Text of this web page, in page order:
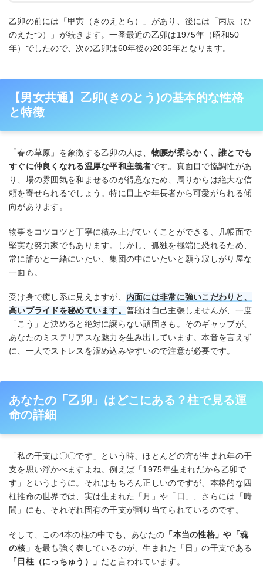
乙卯の前には「甲寅（きのえとら）」があり、後には「丙辰（ひ
のえたつ）」が続きます。一番最近の乙卯は1975年（昭和50
年）でしたので、次の乙卯は60年後の2035年となります。
【男女共通】乙卯(きのとう)の基本的な性格
と特徴
「春の草原」を象徴する乙卯の人は、 物腰が柔らかく、誰とでも
すぐに仲良くなれる温厚な平和主義者です。真面目で協調性があ
り、場の雰囲気を和ませるのが得意なため、周りからは絶大な信
頼を寄せられるでしょう。特に目上や年長者から可愛がられる傾
向があります。
物事をコツコツと丁寧に積み上げていくことができる、几帳面で
堅実な努力家でもあります。しかし、孤独を極端に恐れるため、
常に誰かと一緒にいたい、集団の中にいたいと願う寂しがり屋な
一面も。
受け身で癒し系に見えますが、 内面には非常に強いこだわりと、
高いプライドを秘めています。 普段は自己主張しませんが、一度
「こう」と決めると絶対に譲らない頑固さも。そのギャップが、
あなたのミステリアスな魅力を生み出しています。本音を言えず
に、一人でストレスを溜め込みやすいので注意が必要です。
あなたの「乙卯」はどこにある？柱で見る運
命の詳細
「私の干支は〇〇です」という時、ほとんどの方が生まれ年の干
支を思い浮かべますよね。例えば「1975年生まれだから乙卯で
す」というように。それはもちろん正しいのですが、本格的な四
柱推命の世界では、実は生まれた「月」や「日」、さらには「時
間」にも、それぞれ固有の干支が割り当てられているのです。
そして、この4本の柱の中でも、あなたの 「本当の性格」や「魂
の核」 を最も強く表しているのが、生まれた「日」の干支である
「日柱（にっちゅう）」 だと言われています。